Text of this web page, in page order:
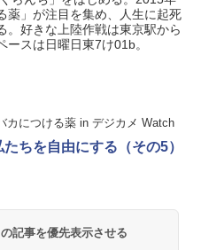
薬」が注目を集め、人生に起死
。好きな上陸作戦は東京駅から
スは日曜日東7け01b。
カにつける薬 in デジカメ Watch
ちを自由にする（その5）
記事を優先表示させる